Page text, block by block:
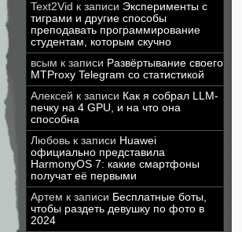
Text2Vid к записи Эксперименты с
тиграми и другие способы
преподавать программирование
студентам, которым скучно
всым к записи Развёртывание своего
MTProxy Telegram со статистикой
Алексей к записи Как я собрал LLM-
печку на 4 GPU, и на что она
способна
Любовь к записи Huawei
официально представила
HarmonyOS 7: какие смартфоны
получат её первыми
Артем к записи Бесплатные боты,
чтобы раздеть девушку по фото в
2024